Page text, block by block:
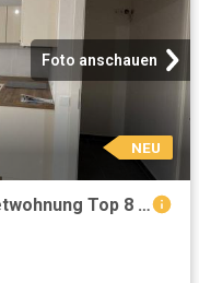
Foto anschauen
NEU
Mörbisch am See sehr liebe Mietwohnung Top 8 7072